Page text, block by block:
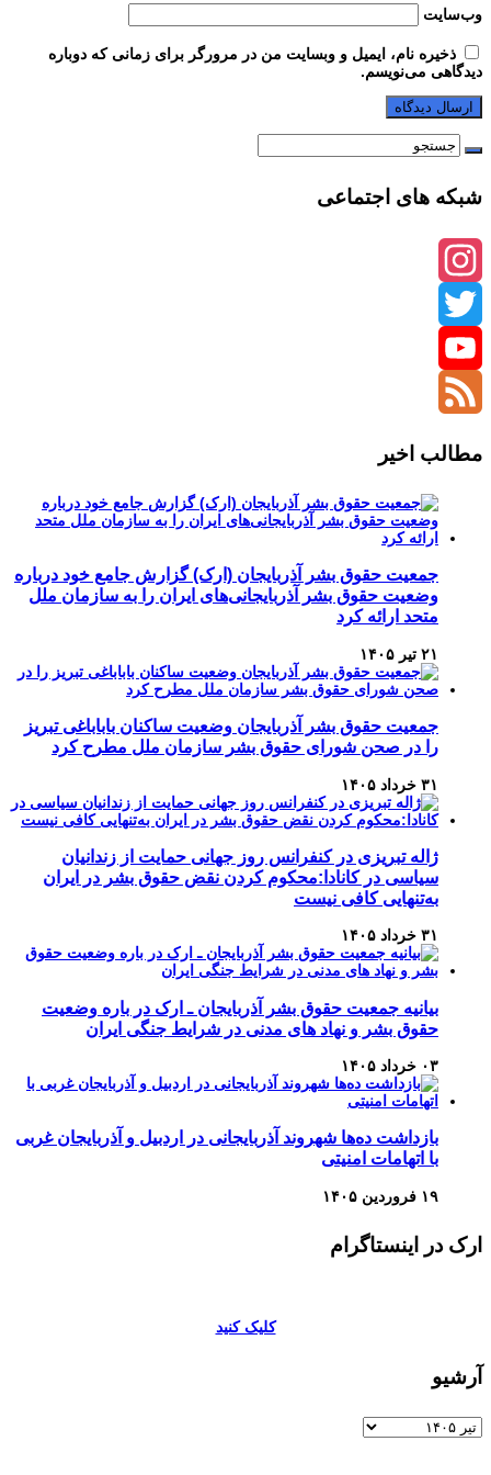
وب‌سایت
ذخیره نام، ایمیل و وبسایت من در مرورگر برای زمانی که دوباره
دیدگاهی می‌نویسم.
شبکه های اجتماعی
Instagram
Twitter
YouTube
مطالب اخیر
جمعیت حقوق بشر آذربایجان (ارک) گزارش جامع خود درباره
وضعیت حقوق بشر آذربایجانی‌های ایران را به سازمان ملل
متحد ارائه کرد
۲۱ تیر ۱۴۰۵
جمعیت حقوق بشر آذربایجان وضعیت ساکنان باباباغی تبریز
را در صحن شورای حقوق بشر سازمان ملل مطرح کرد
۳۱ خرداد ۱۴۰۵
ژاله تبریزی در کنفرانس روز جهانی حمایت از زندانیان
سیاسی در کانادا:محکوم کردن نقض حقوق بشر در ایران
به‌تنهایی کافی نیست
۳۱ خرداد ۱۴۰۵
بیانیه جمعیت حقوق بشر آذربایجان ـ ارک در باره وضعیت
حقوق بشر و نهاد های مدنی در شرایط جنگی ایران
۰۳ خرداد ۱۴۰۵
بازداشت ده‌ها شهروند آذربایجانی در اردبیل و آذربایجان غربی
با اتهامات امنیتی
۱۹ فروردین ۱۴۰۵
ارک در اینستاگرام
کلیک کنید
آرشیو
آرشیو